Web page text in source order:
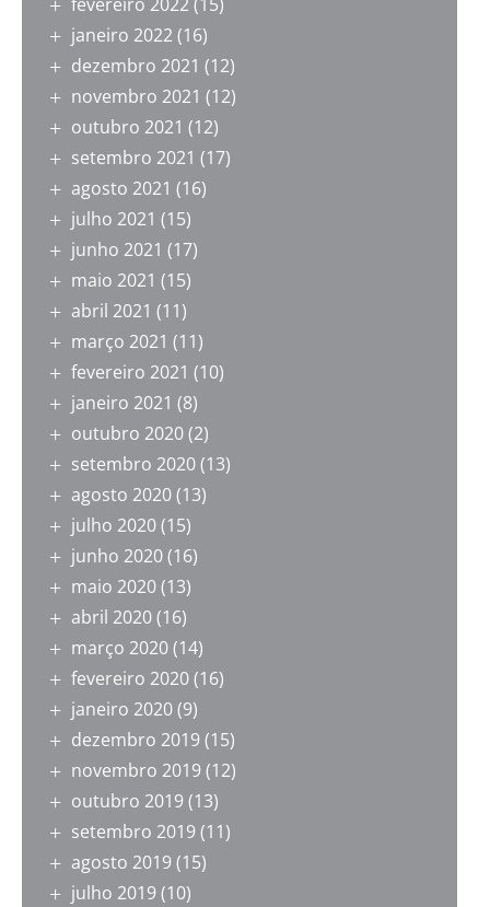
janeiro 2022(16)
dezembro 2021 (12)
novembro 2021 (12)
outubro 2021 (12)
setembro 2021 (17)
agosto 2021 (16)
julho 2021 (15)
junho 2021 (17)
maio 2021 (15)
abril 2021 (11)
março 2021 (11)
fevereiro 2021 (10)
janeiro 2021 (8)
outubro 2020(2)
setembro 2020(13)
agosto 2020(13)
julho 2020(15)
junho 2020(16)
maio 2020(13)
abril 2020(16)
março 2020(14)
fevereiro 2020(16)
janeiro 2020(9)
dezembro 2019(15)
novembro 2019(12)
outubro 2019(13)
setembro 2019(11)
agosto 2019(15)
julho 2019(10)